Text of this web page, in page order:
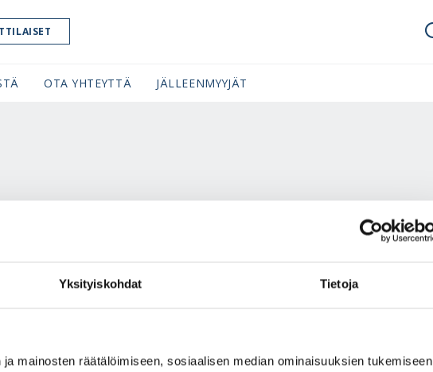
Yksityiskohdat Tietoja
mainosten räätälöimiseen, sosiaalisen median ominaisuuksien tukemiseen
OTA YHTEYTTÄ JÄLLEENMYYJÄT
UUDELLEEN.